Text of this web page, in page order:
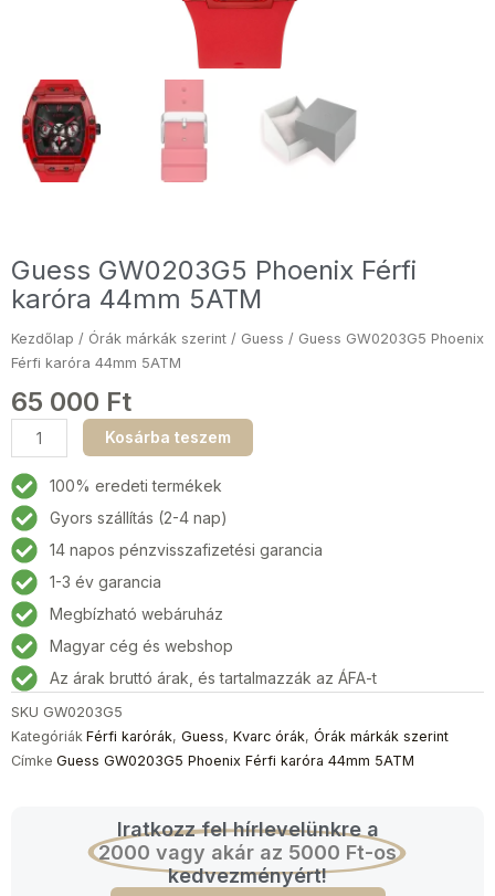
Guess GW0203G5 Phoenix Férfi
karóra 44mm 5ATM
Kezdőlap / Órák márkák szerint / Guess / Guess GW0203G5 Phoenix
Férfi karóra 44mm 5ATM
65 000 Ft
Guess
GW0203G5
Phoenix
Férfi
karóra
44mm
5ATM
mennyiség
Kosárba teszem
100% eredeti termékek
Gyors szállítás (2-4 nap)
14 napos pénzvisszafizetési garancia
1-3 év garancia
Megbízható webáruház
Magyar cég és webshop
Az árak bruttó árak, és tartalmazzák az ÁFA-t
SKU GW0203G5
Kategóriák Férfi karórák, Guess, Kvarc órák, Órák márkák szerint
Címke Guess GW0203G5 Phoenix Férfi karóra 44mm 5ATM
Iratkozz fel hírlevelünkre a
2000 vagy akár az 5000 Ft-os
kedvezményért!